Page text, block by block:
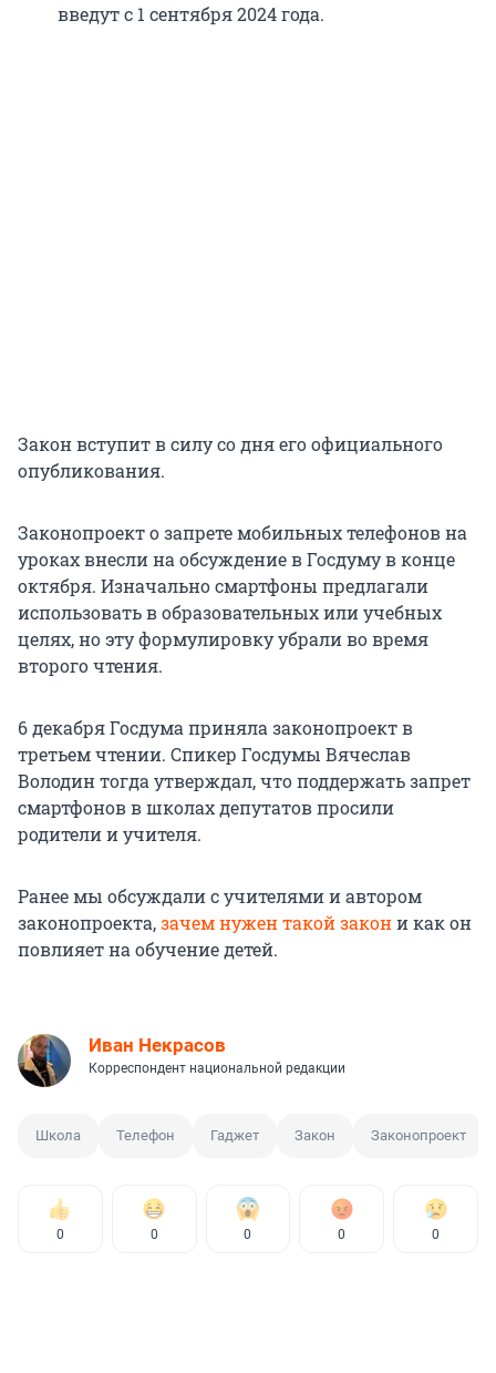
введут с 1 сентября 2024 года.
Закон вступит в силу со дня его официального
опубликования.
Законопроект о запрете мобильных телефонов на
уроках внесли на обсуждение в Госдуму в конце
октября. Изначально смартфоны предлагали
использовать в образовательных или учебных
целях, но эту формулировку убрали во время
второго чтения.
6 декабря Госдума приняла законопроект в
третьем чтении. Спикер Госдумы Вячеслав
Володин тогда утверждал, что поддержать запрет
смартфонов в школах депутатов просили
родители и учителя.
Ранее мы обсуждали с учителями и автором
законопроекта,зачем нужен такой закони как он
повлияет на обучение детей.
Иван Некрасов
Корреспондент национальной редакции
Школа Телефон Гаджет Закон Законопроект
0 0 0 0 0